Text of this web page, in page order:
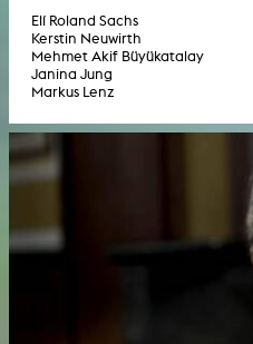
Elí Roland Sachs
Kerstin Neuwirth
Mehmet Akif Büyükatalay
Janina Jung
Markus Lenz